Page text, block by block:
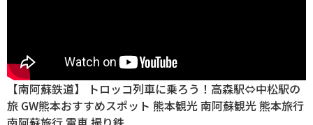
【南阿蘇鉄道】 トロッコ列車に乗ろう！高森駅⇔中松駅の
旅 GW熊本おすすめスポット 熊本観光 南阿蘇観光 熊本旅行